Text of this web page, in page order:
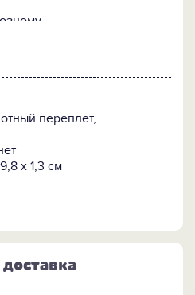
тайм-менеджмента,
переплет,
х 1,3 см